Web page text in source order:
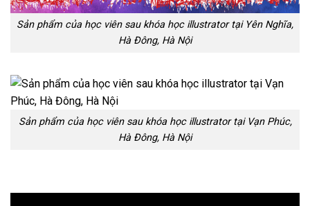
Sản phẩm của học viên sau khóa học illustrator tại Yên Nghĩa,
Hà Đông, Hà Nội
Sản phẩm của học viên sau khóa học illustrator tại Vạn Phúc,
Hà Đông, Hà Nội